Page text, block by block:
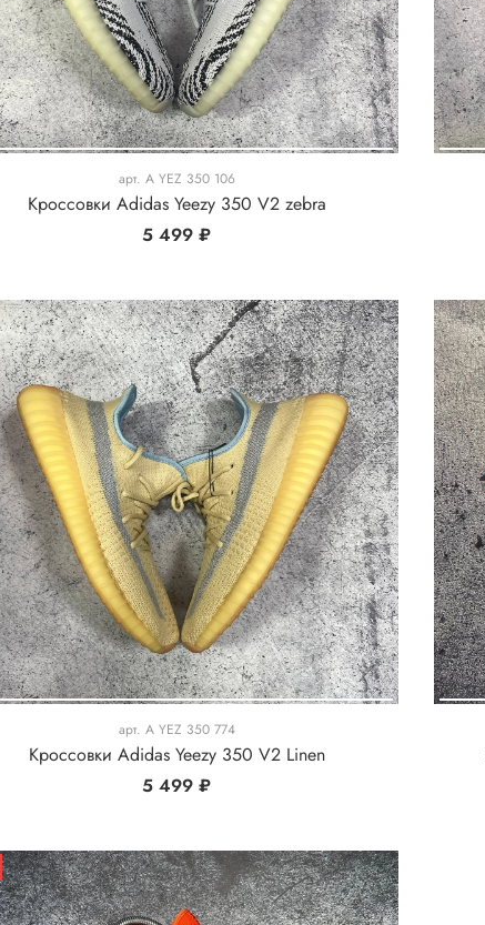
арт. A YEZ 350 106
Кроссовки Adidas Yeezy 350 V2 zebra
5 499 ₽
арт. A YEZ 350 774
Кроссовки Adidas Yeezy 350 V2 Linen
5 499 ₽